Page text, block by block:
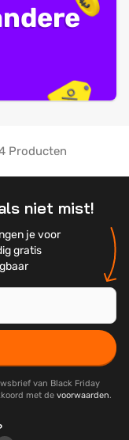
Producten
niet mist!
je voor
gratis
van Black Friday
met de voorwaarden.